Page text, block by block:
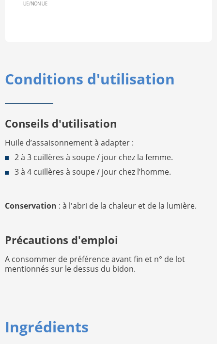
Conditions d'utilisation
Conseils d'utilisation
Huile d’assaisonnement à adapter :
2 à 3 cuillères à soupe / jour chez la femme.
3 à 4 cuillères à soupe / jour chez l’homme.
Conservation : à l'abri de la chaleur et de la lumière.
Précautions d'emploi
A consommer de préférence avant fin et n° de lot
mentionnés sur le dessus du bidon.
Ingrédients